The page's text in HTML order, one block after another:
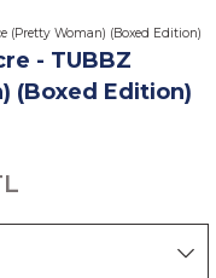
- TUBBZ
(Boxed Edition)